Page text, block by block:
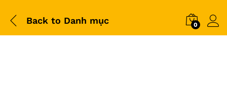
Back to Danh mục 0